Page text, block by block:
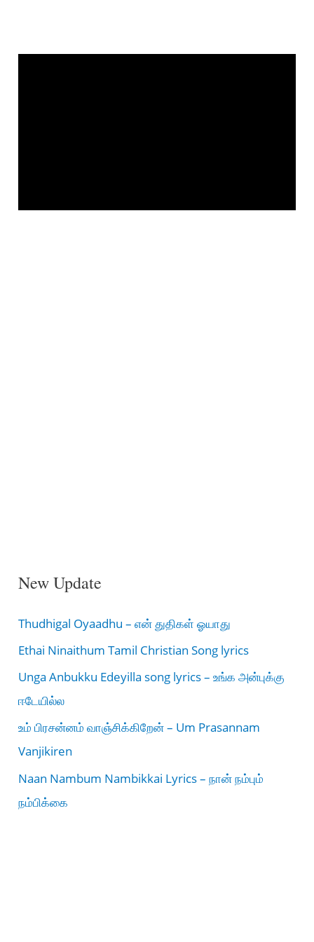
New Update
Thudhigal Oyaadhu – என் துதிகள் ஓயாது
Ethai Ninaithum Tamil Christian Song lyrics
Unga Anbukku Edeyilla song lyrics – உங்க அன்புக்கு
ஈடேயில்ல
உம் பிரசன்னம் வாஞ்சிக்கிறேன் – Um Prasannam
Vanjikiren
Naan Nambum Nambikkai Lyrics – நான் நம்பும்
நம்பிக்கை